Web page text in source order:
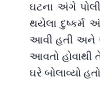
ઘટના અંગે
થયેલા દુષ્કર્મ
આવી હતી અને
આવતો હોવાથી
ઘરે બોલાવ્યો